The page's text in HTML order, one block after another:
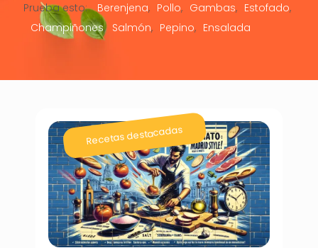
Prueba esto: Berenjena Pollo Gambas
Estofado
Champiñones
Salmón Pepino Ensalada
Recetas destacadas